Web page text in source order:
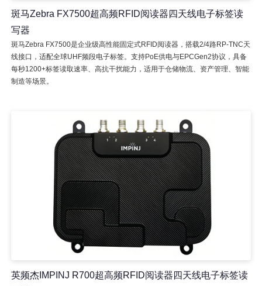
斑马Zebra FX7500超高频RFID阅读器四天线电子标签读
写器
斑马Zebra FX7500是企业级高性能固定式RFID阅读器，搭载2/4路RP-TNC天
线接口，适配全球UHF频段电子标签。支持PoE供电与EPCGen2协议，具备
每秒1200+标签读取速率、高抗干扰能力，适用于仓储物流、资产管理、智能
制造等场景。
英频杰IMPINJ R700超高频RFID阅读器四天线电子标签读